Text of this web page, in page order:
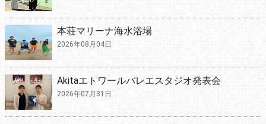
本荘マリーナ海水浴場
2026年08月04日
Akitaエトワールバレエスタジオ発表会
2026年07月31日